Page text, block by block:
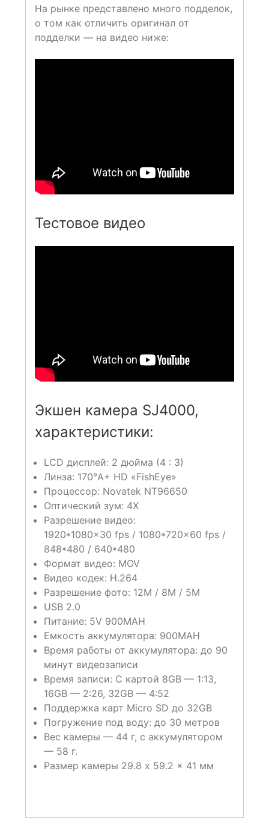
На рынке представлено много подделок,
о том как отличить оригинал от
подделки — на видео ниже:
Тестовое видео
Экшен камера SJ4000,
характеристики:
LCD дисплей: 2 дюйма (4 : 3)
Линза: 170°A+ HD «FishEye»
Процессор: Novatek NT96650
Оптический зум: 4X
Разрешение видео:
1920*1080×30 fps / 1080*720×60 fps /
848*480 / 640*480
Формат видео: MOV
Видео кодек: H.264
Разрешение фото: 12M / 8M / 5M
USB 2.0
Питание: 5V 900MAH
Емкость аккумулятора: 900MAH
Время работы от аккумулятора: до 90
минут видеозаписи
Время записи: С картой 8GB — 1:13,
16GB — 2:26, 32GB — 4:52
Поддержка карт Micro SD до 32GB
Погружение под воду: до 30 метров
Вес камеры — 44 г, с аккумулятором
— 58 г.
Размер камеры 29.8 x 59.2 x 41 мм